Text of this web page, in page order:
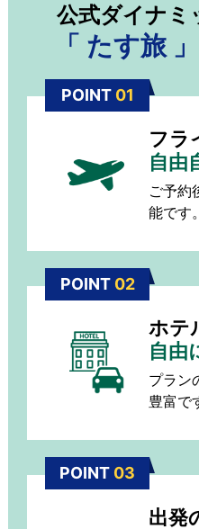
公式ダイナミ
「 たす旅 」
POINT 01
フラ
自由
ご予約
能です。
POINT 02
ホテ
自由
プラン
豊富で
POINT 03
出発